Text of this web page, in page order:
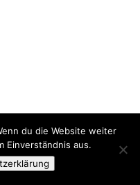
du die Website weiter
Einverständnis aus.